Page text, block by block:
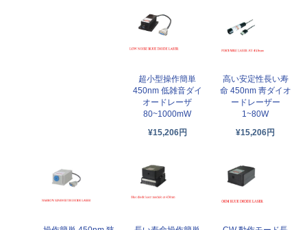
超小型操作簡単
450nm 低雑音ダイ
オードレーザ
80~1000mW
¥15,206円
高い安定性長い寿
命 450nm 靑ダイオ
ードレーザー
1~80W
¥15,206円